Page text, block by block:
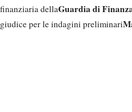
finanziaria dellaGuardia di
giudice per le indagini preliminari